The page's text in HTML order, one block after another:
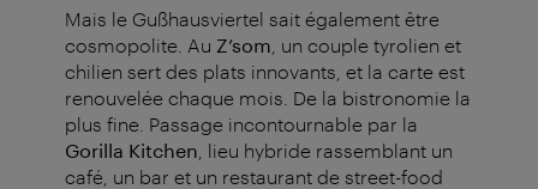
Mais le Gußhausviertel sait également être
cosmopolite. Au Z’som , un couple tyrolien et
chilien sert des plats innovants, et la carte est
renouvelée chaque mois. De la bistronomie la
plus fine. Passage incontournable par la
Gorilla Kitchen , lieu hybride rassemblant un
café, un bar et un restaurant de street-food